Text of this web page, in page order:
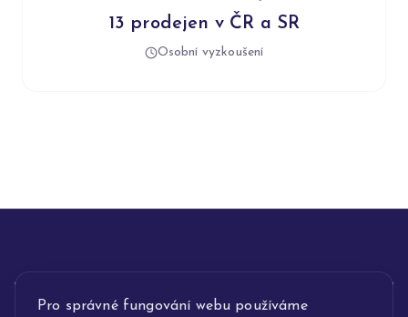
Pro správné fungování webu používáme
13 prodejen v ČR a SR
Osobní vyzkoušení
INFORMACE